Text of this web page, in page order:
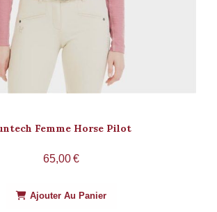
Femme Horse Pilot
65,00€
Ajouter Au Panier